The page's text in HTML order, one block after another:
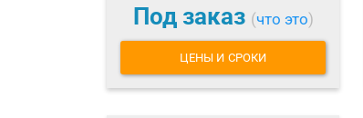
Под заказ (что это)
ЦЕНЫ И СРОКИ